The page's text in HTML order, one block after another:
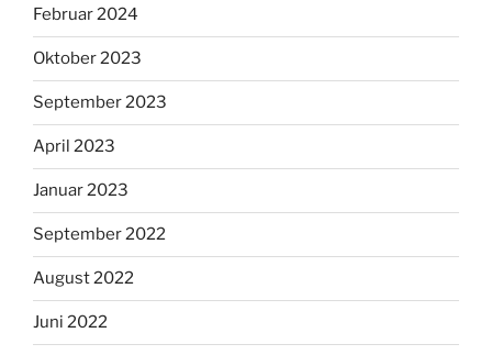
Februar 2024
Oktober 2023
September 2023
April 2023
Januar 2023
September 2022
August 2022
Juni 2022